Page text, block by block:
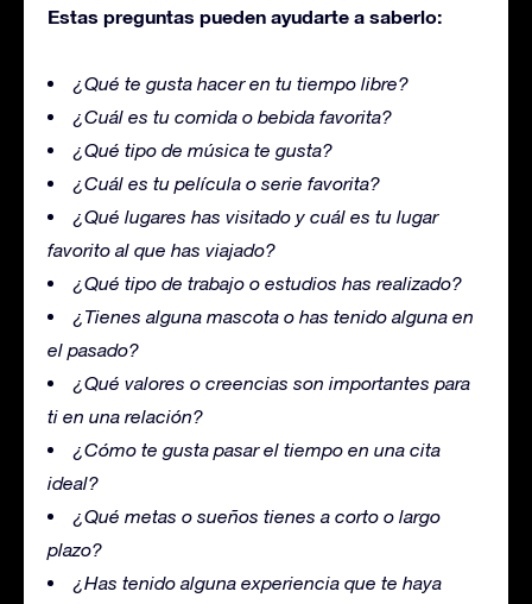
Estas preguntas pueden ayudarte a saberlo:
¿Qué te gusta hacer en tu tiempo libre?
¿Cuál es tu comida o bebida favorita?
¿Qué tipo de música te gusta?
¿Cuál es tu película o serie favorita?
¿Qué lugares has visitado y cuál es tu lugar
favorito al que has viajado?
¿Qué tipo de trabajo o estudios has realizado?
¿Tienes alguna mascota o has tenido alguna en
el pasado?
¿Qué valores o creencias son importantes para
ti en una relación?
¿Cómo te gusta pasar el tiempo en una cita
ideal?
¿Qué metas o sueños tienes a corto o largo
plazo?
¿Has tenido alguna experiencia que te haya